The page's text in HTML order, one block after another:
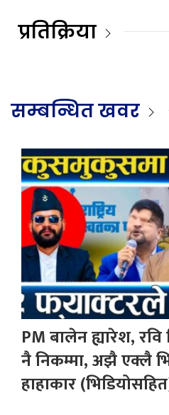
प्रतिक्रिया
सम्बन्धित खवर
PM बालेन ह्यारेश, रवि
नै निकम्मा, अझै एक्लै
हाहाकार